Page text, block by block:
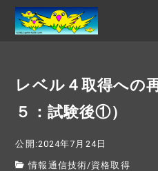
レベル４取得への
５：試験後①）
公開:2024年7月24日
情報通信技術/資格取得